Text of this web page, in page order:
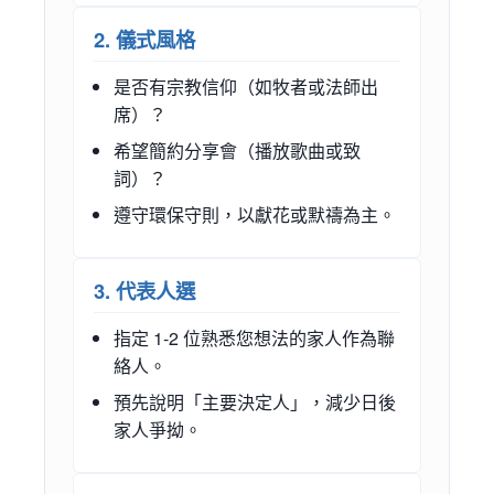
2. 儀式風格
是否有宗教信仰（如牧者或法師出
席）？
希望簡約分享會（播放歌曲或致
詞）？
遵守環保守則，以獻花或默禱為主。
3. 代表人選
指定 1-2 位熟悉您想法的家人作為聯
絡人。
預先說明「主要決定人」，減少日後
家人爭拗。